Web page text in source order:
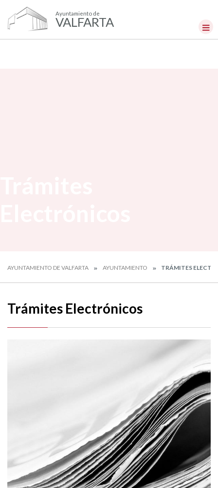
Ayuntamiento de
VALFARTA
AYUNTAMIENTO DE VALFARTA AYUNTAMIENTO TRÁMITES
Trámites Electrónicos